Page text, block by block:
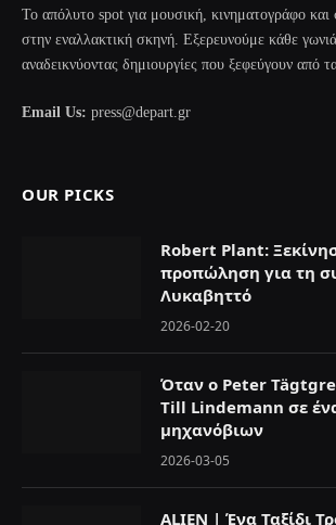
Το απόλυτο spot για μουσική, κινηματογράφο
στην εναλλακτική σκηνή. Εξερευνούμε κάθε
αναδεικνύοντας δημιουργίες που ξεφεύγουν από
Email Us: press@depart.gr
OUR PICKS
Robert Plant:
προπώληση για τη
Λυκαβηττό
2026-02-20
Όταν ο Peter
Till Lindemann σε
μηχανόβιων
2026-03-05
ALIEN | Ένα Ταξίδι